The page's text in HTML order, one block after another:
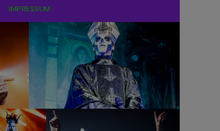
IMPRESSUM